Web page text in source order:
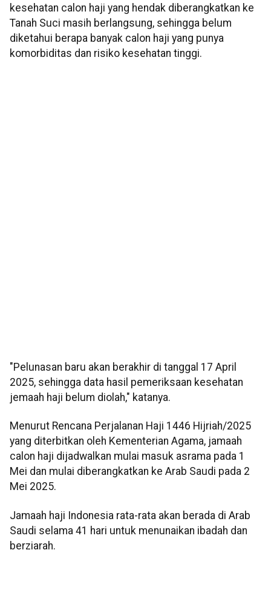
kesehatan calon haji yang hendak diberangkatkan ke
Tanah Suci masih berlangsung, sehingga belum
diketahui berapa banyak calon haji yang punya
komorbiditas dan risiko kesehatan tinggi.
"Pelunasan baru akan berakhir di tanggal 17 April
2025, sehingga data hasil pemeriksaan kesehatan
jemaah haji belum diolah," katanya.
Menurut Rencana Perjalanan Haji 1446 Hijriah/2025
yang diterbitkan oleh Kementerian Agama, jamaah
calon haji dijadwalkan mulai masuk asrama pada 1
Mei dan mulai diberangkatkan ke Arab Saudi pada 2
Mei 2025.
Jamaah haji Indonesia rata-rata akan berada di Arab
Saudi selama 41 hari untuk menunaikan ibadah dan
berziarah.